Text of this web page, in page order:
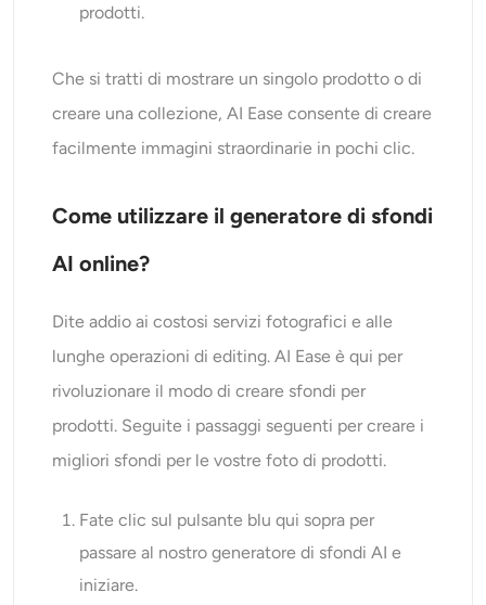
prodotti.
Che si tratti di mostrare un singolo prodotto o di
creare una collezione, AI Ease consente di creare
facilmente immagini straordinarie in pochi clic.
Come utilizzare il generatore di sfondi
AI online?
Dite addio ai costosi servizi fotografici e alle
lunghe operazioni di editing. AI Ease è qui per
rivoluzionare il modo di creare sfondi per
prodotti. Seguite i passaggi seguenti per creare i
migliori sfondi per le vostre foto di prodotti.
Fate clic sul pulsante blu qui sopra per
passare al nostro generatore di sfondi AI e
iniziare.